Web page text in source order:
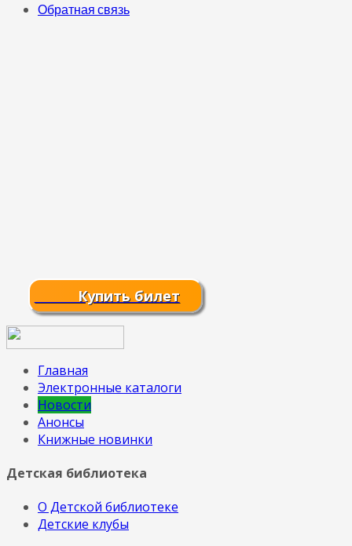
Обратная связь
Купить билет
Главная
Электронные каталоги
Новости
Анонсы
Книжные новинки
Детская библиотека
О Детской библиотеке
Детские клубы